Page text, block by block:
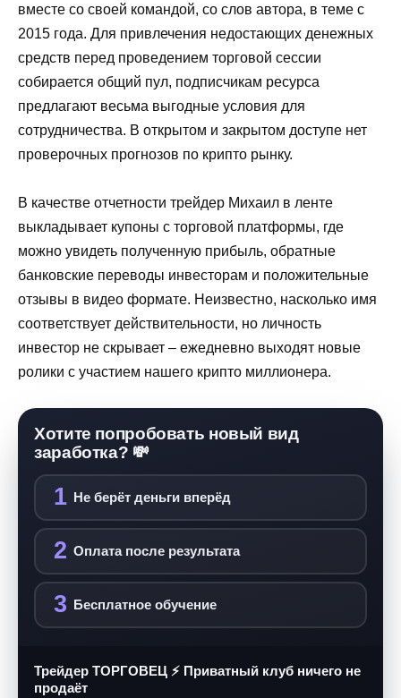
вместе со своей командой, со слов автора, в теме с
2015 года. Для привлечения недостающих денежных
средств перед проведением торговой сессии
собирается общий пул, подписчикам ресурса
предлагают весьма выгодные условия для
сотрудничества. В открытом и закрытом доступе нет
проверочных прогнозов по крипто рынку.
В качестве отчетности трейдер Михаил в ленте
выкладывает купоны с торговой платформы, где
можно увидеть полученную прибыль, обратные
банковские переводы инвесторам и положительные
отзывы в видео формате. Неизвестно, насколько имя
соответствует действительности, но личность
инвестор не скрывает – ежедневно выходят новые
ролики с участием нашего крипто миллионера.
Хотите попробовать новый вид
заработка? 💸
1 Не берёт деньги вперёд
2 Оплата после результата
3 Бесплатное обучение
Трейдер ТОРГОВЕЦ ⚡ Приватный клуб ничего не
продаёт